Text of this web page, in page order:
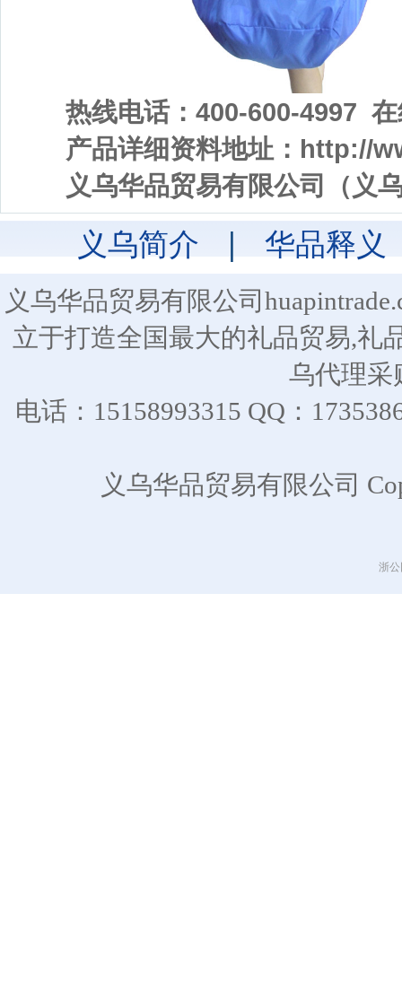
热线电话： 400-600-4997
产品详细资料地址： http://
义乌华品贸易有限公司（义
义乌简介 | 华品释义
义乌华品贸易有限公司
立于打造全国最大的礼品贸易,礼
乌代理采
电话：15158993315 QQ：
义乌华品贸易有限公司
浙公